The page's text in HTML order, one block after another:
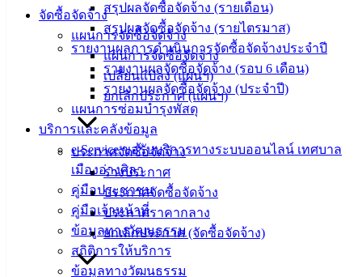
สรุปผลจัดซื้อจัดจ้าง (รายเดือน)
สรุปผลจัดซื้อจัดจ้าง (รายไตรมาส)
รายงานผลการดำเนินการจัดซื้อจัดจ้างประจำปี
รายงานผลจัดซื้อจัดจ้าง (รอบ 6 เดือน)
รายงานผลจัดซื้อจัดจ้าง (ประจำปี)
แผนการซ่อมบำรุงพัสดุ
บริการและคลังข้อมูล
e-Service ขอรับบริการทางระบบออนไลน์ เทศบาล
เมืองอ่างศิลา
คู่มือประชาชน
คู่มือเจ้าหน้าที่
ข้อมูลทางวัฒนธรรม
สถิติการให้บริการ
ข้อมูลทางวัฒนธรรม
จัดซื้อจัดจ้าง
แผนการจัดซื้อจัดจ้าง
แผนการจัดซื้อจัดจ้าง
เปลี่ยนแปลง (แผนฯ)
ยกเลิกประกาศ (แผนฯ)
ประกาศจัดซื้อจัดจ้าง
ร่างประกาศ
ประกาศจัดซื้อจัดจ้าง
ประกาศราคากลาง
ยกเลิกประกาศ (จัดซื้อจัดจ้าง)